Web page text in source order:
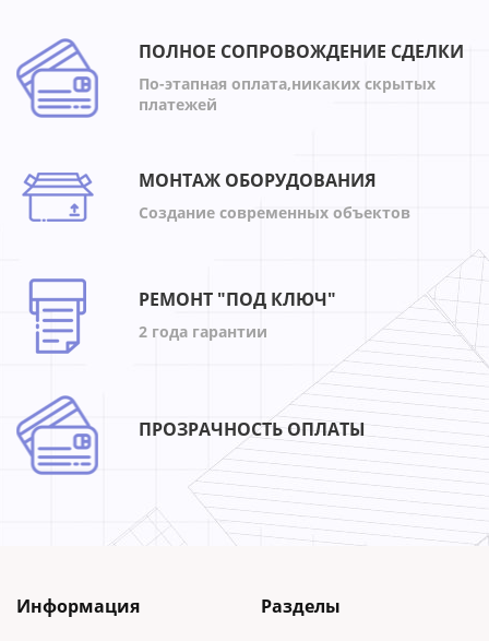
ПОЛНОЕ СОПРОВОЖДЕНИЕ СДЕЛКИ
По-этапная оплата,никаких скрытых
платежей
МОНТАЖ ОБОРУДОВАНИЯ
Создание современных объектов
РЕМОНТ "ПОД КЛЮЧ"
2 года гарантии
ПРОЗРАЧНОСТЬ ОПЛАТЫ
Информация Разделы